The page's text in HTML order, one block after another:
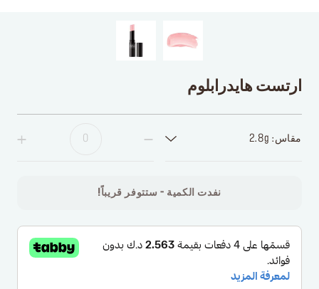
ارتست هايدرابلوم
مقاس: 2.8g
نفدت الكمية - ستتوفر قريباً!